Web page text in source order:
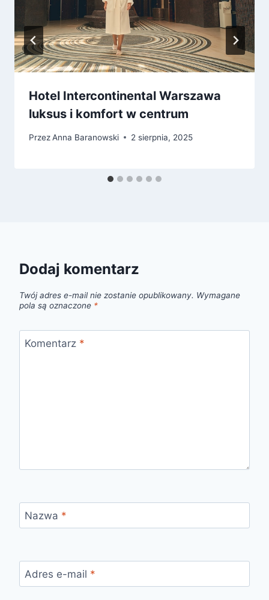
Hotel Intercontinental Warszawa
luksus i komfort w centrum
PrzezAnna Baranowski 2 sierpnia, 2025
Dodaj komentarz
Twój adres e-mail nie zostanie opublikowany. Wymagane
pola są oznaczone *
Komentarz *
Nazwa *
Adres e-mail *